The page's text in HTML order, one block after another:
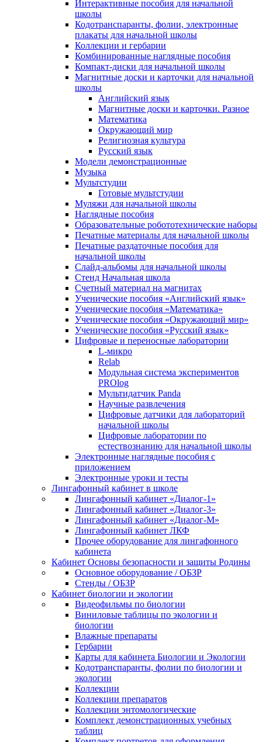
Интерактивные пособия для начальной
школы
Кодотранспаранты, фолии, электронные
плакаты для начальной школы
Коллекции и гербарии
Комбинированные наглядные пособия
Компакт-диски для начальной школы
Магнитные доски и карточки для начальной
школы
Английский язык
Магнитные доски и карточки. Разное
Математика
Окружающий мир
Религиозная культура
Русский язык
Модели демонстрационные
Музыка
Мультстудии
Готовые мультстудии
Муляжи для начальной школы
Наглядные пособия
Образовательные робототехнические наборы
Печатные материалы для начальной школы
Печатные раздаточные пособия для
начальной школы
Слайд-альбомы для начальной школы
Стенд Начальная школа
Счетный материал на магнитах
Ученические пособия «Английский язык»
Ученические пособия «Математика»
Ученические пособия «Окружающий мир»
Ученические пособия «Русский язык»
Цифровые и переносные лаборатории
L-микро
Relab
Модульная система экспериментов
PROlog
Мультидатчик Panda
Научные развлечения
Цифровые датчики для лабораторий
начальной школы
Цифровые лаборатории по
естествознанию для начальной школы
Электронные наглядные пособия с
приложением
Электронные уроки и тесты
Лингафонный кабинет в школе
Лингафонный кабинет «Диалог-1»
Лингафонный кабинет «Диалог-3»
Лингафонный кабинет «Диалог-М»
Лингафонный кабинет ЛКФ
Прочее оборудование для лингафонного
кабинета
Кабинет Основы безопасности и защиты Родины
Основное оборудование / ОБЗР
Стенды / ОБЗР
Кабинет биологии и экологии
Видеофильмы по биологии
Виниловые таблицы по экологии и
биологии
Влажные препараты
Гербарии
Карты для кабинета Биологии и Экологии
Кодотранспаранты, фолии по биологии и
экологии
Коллекции
Коллекции препаратов
Коллекции энтомологические
Комплект демонстрационных учебных
таблиц